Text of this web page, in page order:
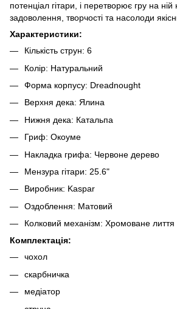
потенціал гітари, і перетворює гру на ній
задоволення, творчості та насолоди
Характеристики:
Кількість струн: 6
Колір: Натуральний
Форма корпусу: Dreadnought
Верхня дека: Ялина
Нижня дека: Катальпа
Гриф: Окоуме
Накладка грифа: Червоне дерево
Мензура гітари: 25.6"
Виробник: Kaspar
Оздоблення: Матовий
Колковий механізм: Хромоване лиття
Комплектація:
чохол
скарбничка
медіатор